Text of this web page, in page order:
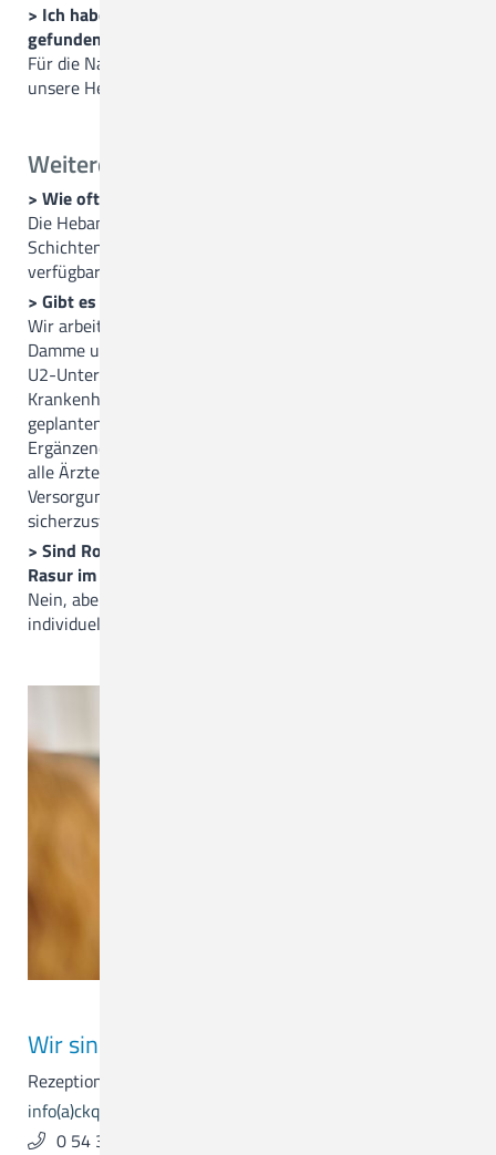
> Ich habe keine Hebamme für das Wochenbett
gefunden. Was kann ich tun?
Für die Nachsorge im Wochenbett können Sie gerne
unsere Hebammensprechstunde in Anspruch nehmen.
Weitere Fragen
> Wie oft finden Schichtwechsel der Hebammen statt?
Die Hebammen arbeiten in 12- und 24-Stunden-
Schichten. Es sind bei Bedarf immer 2 Hebammen
verfügbar.
> Gibt es Kinderärzte im Haus?
Wir arbeiten mit den Kinderarztpraxen Dr. Blömer in
Damme und Andreas Fink in Quakenbrück zusammen. Die
U2-Untersuchungen führen die Kinderärzte im
Krankenhaus durch. Ebenso ist ein Kinderarzt bei den
geplanten Kaiserschnitten anwesend.
Ergänzend werden regelmäßig Notfall-Fortbildungen für
alle Ärzte, Hebammen und Schwestern gehalten, um die
Versorgung eines Neugeborenen im Notfall
sicherzustellen.
> Sind Routinemaßnahmen wie diese üblich: Einlauf,
Rasur im Schambereich, Zufüttern kurz nach der Geburt?
Nein, aber sprechen Sie uns gerne an, wenn Sie
individuelle Wünsche haben.
Wir sind für Sie da.
Rezeption & Empfang
info(a)ckq-gmbh.de
0 54 31 . 15 - 0